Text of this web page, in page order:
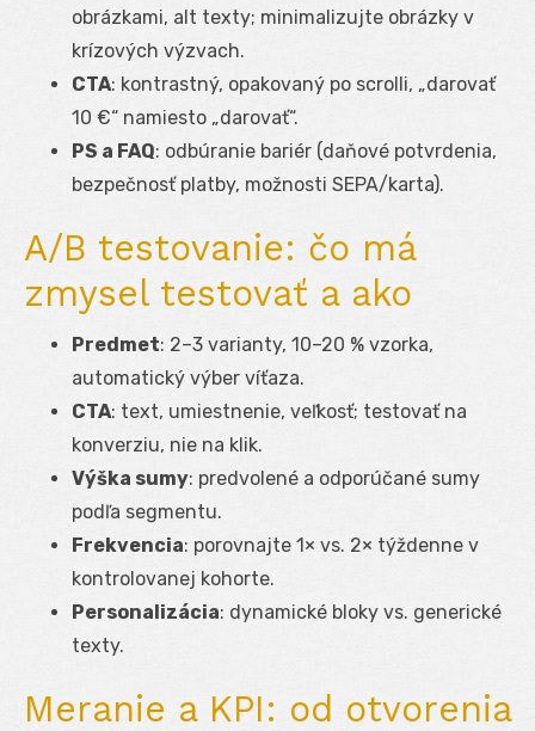
obrázkami, alt texty; minimalizujte obrázky v
krízových výzvach.
CTA: kontrastný, opakovaný po scrolli, „darovať
10 €“ namiesto „darovať“.
PS a FAQ: odbúranie bariér (daňové potvrdenia,
bezpečnosť platby, možnosti SEPA/karta).
A/B testovanie: čo má
zmysel testovať a ako
Predmet: 2–3 varianty, 10–20 % vzorka,
automatický výber víťaza.
CTA: text, umiestnenie, veľkosť; testovať na
konverziu, nie na klik.
Výška sumy: predvolené a odporúčané sumy
podľa segmentu.
Frekvencia: porovnajte 1× vs. 2× týždenne v
kontrolovanej kohorte.
Personalizácia: dynamické bloky vs. generické
texty.
Meranie a KPI: od otvorenia